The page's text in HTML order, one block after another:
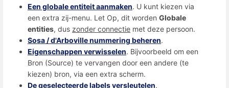
Een globale entiteit aanmaken. U kunt kiezen via
een extra zij-menu. Let Op, dit worden Globale
entities, dus zonder connectie met deze persoon.
Sosa / d'Arboville nummering beheren.
Eigenschappen verwisselen. Bijvoorbeeld om een
Bron (Source) te vervangen door een andere (te
kiezen) bron, via een extra scherm.
De geselecteerde labels versleutelen.